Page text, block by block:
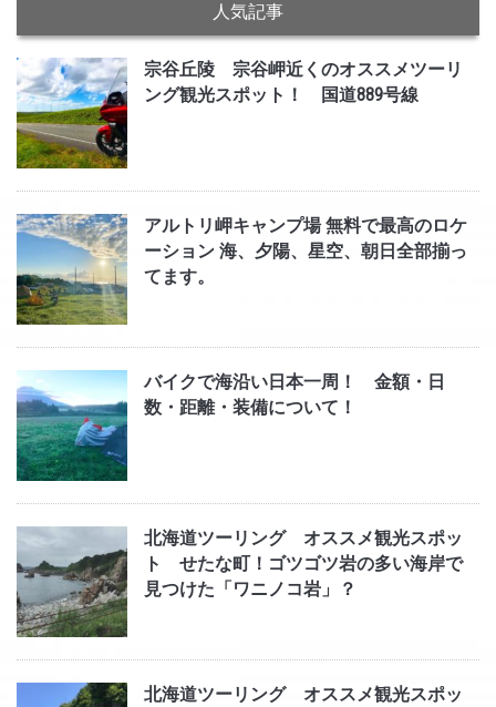
人気記事
宗谷丘陵 宗谷岬近くのオススメツーリ
ング観光スポット！ 国道889号線
アルトリ岬キャンプ場 無料で最高のロケ
ーション 海、夕陽、星空、朝日全部揃っ
てます。
バイクで海沿い日本一周！ 金額・日
数・距離・装備について！
北海道ツーリング オススメ観光スポッ
ト せたな町！ゴツゴツ岩の多い海岸で
見つけた「ワニノコ岩」？
北海道ツーリング オススメ観光スポッ